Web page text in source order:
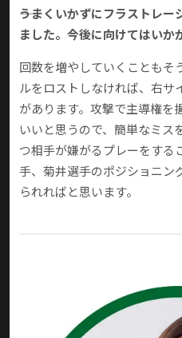
――うまくいかずにフラストレ
ました。今後に向けてはいか
回数を増やしていくこともそ
ルをロストしなければ、右サ
があります。攻撃で主導権を
いいと思うので、簡単なミス
つ相手が嫌がるプレーをする
手、菊井選手のポジショニン
られればと思います。